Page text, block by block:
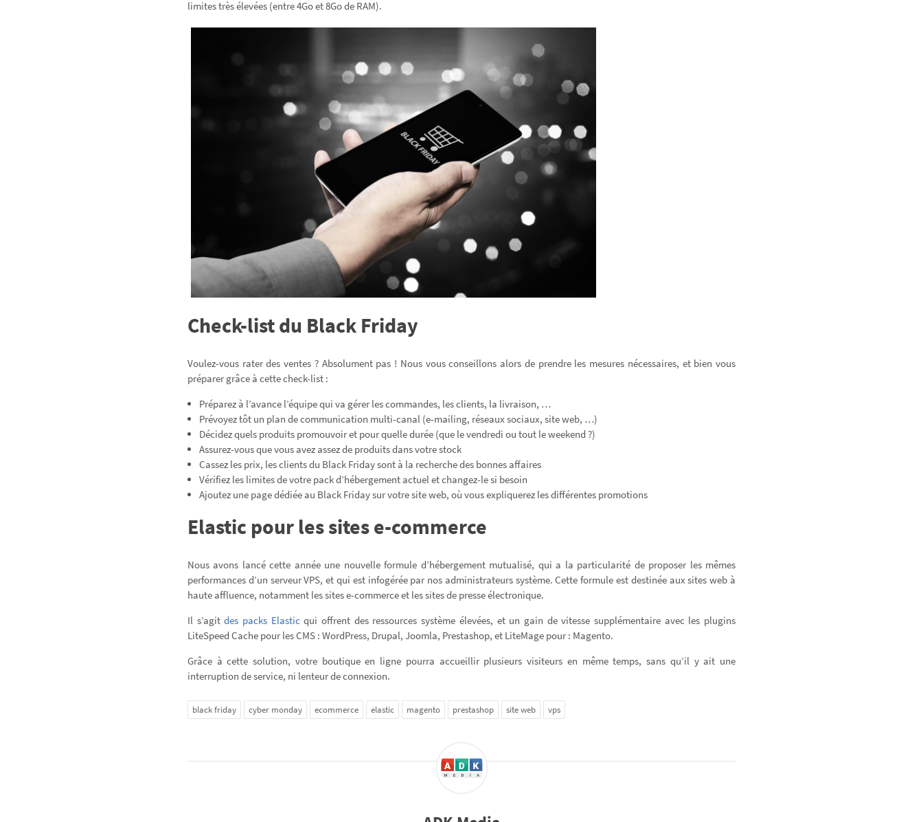
limites très élevées (entre 4Go et 8Go de RAM).
Check-list du Black Friday
Voulez-vous rater des ventes ? Absolument pas ! Nous vous conseillons alors de prendre les mesures nécessaires, et bien vous
préparer grâce à cette check-list :
Préparez à l’avance l’équipe qui va gérer les commandes, les clients, la livraison, …
Prévoyez tôt un plan de communication multi-canal (e-mailing, réseaux sociaux, site web, …)
Décidez quels produits promouvoir et pour quelle durée (que le vendredi ou tout le weekend ?)
Assurez-vous que vous avez assez de produits dans votre stock
Cassez les prix, les clients du Black Friday sont à la recherche des bonnes affaires
Vérifiez les limites de votre pack d’hébergement actuel et changez-le si besoin
Ajoutez une page dédiée au Black Friday sur votre site web, où vous expliquerez les différentes promotions
Elastic pour les sites e-commerce
Nous avons lancé cette année une nouvelle formule d’hébergement mutualisé, qui a la particularité de proposer les mêmes
performances d’un serveur VPS, et qui est infogérée par nos administrateurs système. Cette formule est destinée aux sites web à
haute affluence, notamment les sites e-commerce et les sites de presse électronique.
Il s’agitdes packs Elasticqui offrent des ressources système élevées, et un gain de vitesse supplémentaire avec les plugins
LiteSpeed Cache pour les CMS : WordPress, Drupal, Joomla, Prestashop, et LiteMage pour : Magento.
Grâce à cette solution, votre boutique en ligne pourra accueillir plusieurs visiteurs en même temps, sans qu’il y ait une
interruption de service, ni lenteur de connexion.
black friday cyber monday ecommerce elastic magento prestashop site web vps